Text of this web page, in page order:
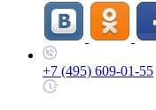
+7 (495) 609-01-55